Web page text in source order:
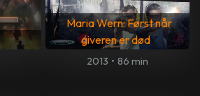
Maria Wern: Først når
giveren er død
2013 • 86 min